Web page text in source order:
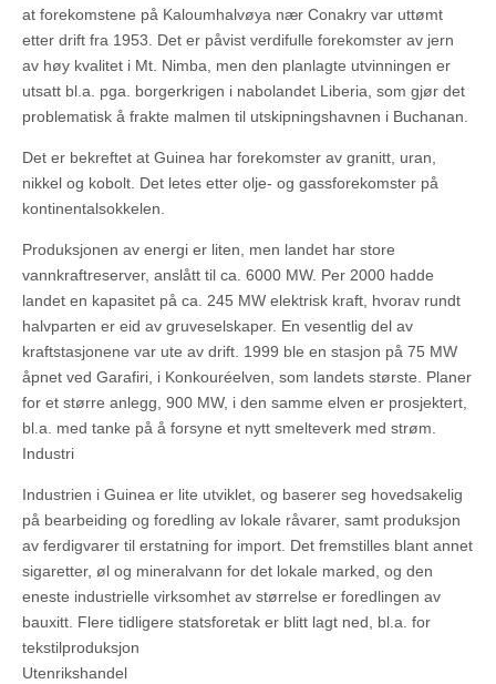
at forekomstene på Kaloumhalvøya nær Conakry var uttømt
etter drift fra 1953. Det er påvist verdifulle forekomster av jern
av høy kvalitet i Mt. Nimba, men den planlagte utvinningen er
utsatt bl.a. pga. borgerkrigen i nabolandet Liberia, som gjør det
problematisk å frakte malmen til utskipningshavnen i Buchanan.
Det er bekreftet at Guinea har forekomster av granitt, uran,
nikkel og kobolt. Det letes etter olje- og gassforekomster på
kontinentalsokkelen.
Produksjonen av energi er liten, men landet har store
vannkraftreserver, anslått til ca. 6000 MW. Per 2000 hadde
landet en kapasitet på ca. 245 MW elektrisk kraft, hvorav rundt
halvparten er eid av gruveselskaper. En vesentlig del av
kraftstasjonene var ute av drift. 1999 ble en stasjon på 75 MW
åpnet ved Garafiri, i Konkouréelven, som landets største. Planer
for et større anlegg, 900 MW, i den samme elven er prosjektert,
bl.a. med tanke på å forsyne et nytt smelteverk med strøm.
Industri
Industrien i Guinea er lite utviklet, og baserer seg hovedsakelig
på bearbeiding og foredling av lokale råvarer, samt produksjon
av ferdigvarer til erstatning for import. Det fremstilles blant annet
sigaretter, øl og mineralvann for det lokale marked, og den
eneste industrielle virksomhet av størrelse er foredlingen av
bauxitt. Flere tidligere statsforetak er blitt lagt ned, bl.a. for
tekstilproduksjon
Utenrikshandel